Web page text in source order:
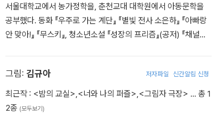
한 친구인 성우와 윤채가 서로의 연애를 돕기로 약속한다. 하지만
윤채가 약속의 상대에게 가까워질수록 성우는 왜인지 조급해진
다.
「현악 사중주」
함한 현아가 싫다. 그런 둘을 화해시키려는 두 엄마의 모의에 의
해 음악회를 향하는 길, 꽉 막힌 차 안에서 불협화음은 자꾸 커져
만 가는데....
서울대학교에서 농가정학을, 춘천교대 대학원에서 아동문학을
공부했다. 동화 『우주로 가는 계단』 『별빛 전사 소은하』 『아빠랑
안 맞아!』 『무스키』, 청소년소설 『성장의 프리즘』(공저) 『채널명
출판문화상을 받았다.
그림: 김규아 저자파일 신간알림 신청
최근작 : <밤의 교실> <너와 나의 퍼즐> <그림자 극장> … 총 1
2종 (모두보기)